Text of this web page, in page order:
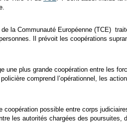
la Communauté Européenne (TCE)
Il prévoit les coopérations
une plus grande coopération entre les
policière comprend l’opérationnel, les
coopération possible entre corps
les autorités chargées des